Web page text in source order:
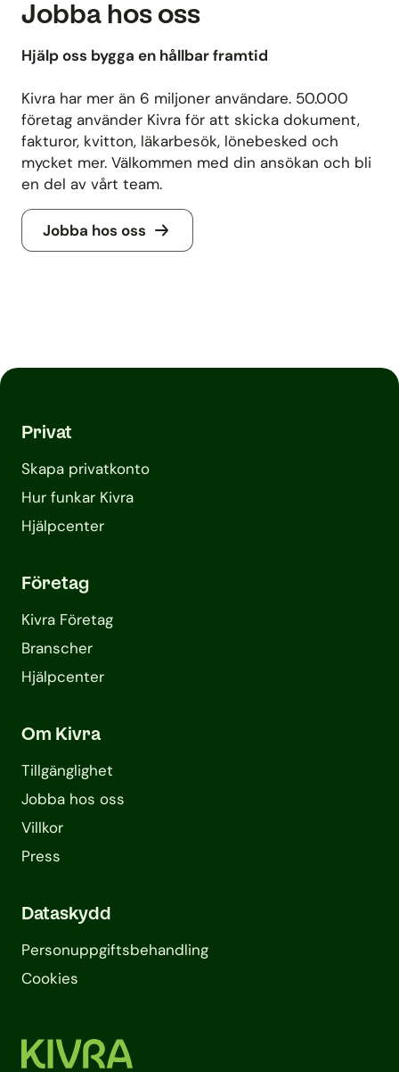
Jobba hos oss
Hjälp oss bygga en hållbar framtid
Kivra har mer än 6 miljoner användare. 50.000
företag använder Kivra för att skicka dokument,
fakturor, kvitton, läkarbesök, lönebesked och
mycket mer. Välkommen med din ansökan och bli
en del av vårt team.
Jobba hos oss
Privat
Skapa privatkonto
Hur funkar Kivra
Hjälpcenter
Företag
Kivra Företag
Branscher
Hjälpcenter
Om Kivra
Tillgänglighet
Jobba hos oss
Villkor
Press
Dataskydd
Personuppgifts­behandling
Cookies